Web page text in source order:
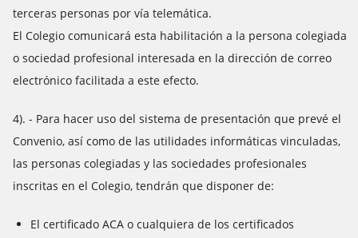
terceras personas por vía telemática.
El Colegio comunicará esta habilitación a la persona colegiada
o sociedad profesional interesada en la dirección de correo
electrónico facilitada a este efecto.
4). - Para hacer uso del sistema de presentación que prevé el
Convenio, así como de las utilidades informáticas vinculadas,
las personas colegiadas y las sociedades profesionales
inscritas en el Colegio, tendrán que disponer de:
El certificado ACA o cualquiera de los certificados